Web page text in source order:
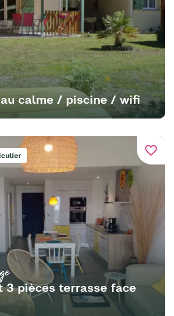
calme / piscine / wifi
favorite_border
3 pièces terrasse face